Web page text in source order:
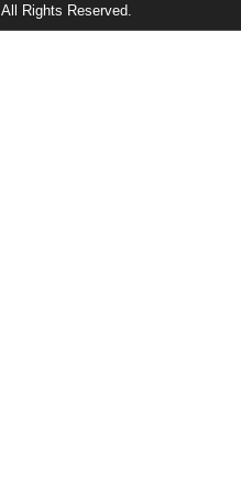
Rights Reserved.